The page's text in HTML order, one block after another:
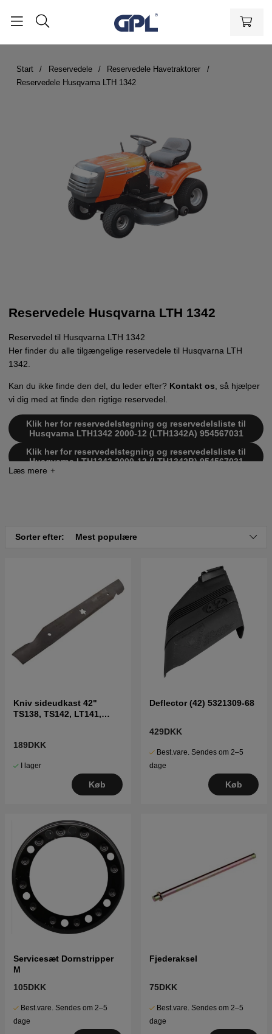
Start Reservedele
Reservedele Havetraktorer
Reservedele Husqvarna LTH 1342
Reservedele Husqvarna LTH 1342
Reservedel til Husqvarna LTH 1342
Her finder du alle tilgængelige reservedele til Husqvarna LTH
1342.
Kan du ikke finde den del, du leder efter? Kontakt os , så hjælper
vi dig med at finde den rigtige reservedel.
Klik her for reservedelstegning og reservedelsliste til
Husqvarna LTH1342 2000-12 (LTH1342A) 954567031
Klik her for reservedelstegning og reservedelsliste til
Husqvarna LTH1342 2000-12 (LTH1342B) 954567031
Klik her for reservedelstegning og reservedelsliste til
Sorter efter: Mest populære
Kniv sideudkast 42"
TS138, TS142, LT141,
189DKK
I lager
Køb
Deflector (42) 5321309-68
429DKK
Best.vare. Sendes om 2–5
dage
Køb
Servicesæt Dornstripper
M
105DKK
Best.vare. Sendes om 2–5
dage
Fjederaksel
75DKK
Best.vare. Sendes om 2–5
dage